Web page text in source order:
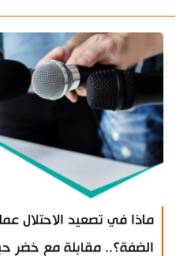
ماذا في تصعيد الاحتلال
الضفة؟.. مقابلة مع خضر